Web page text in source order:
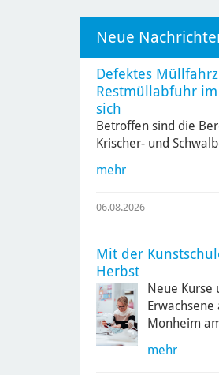
Neue
Defektes
Restmüllabfuhr
sich
Betroffen sind die
Krischer- und
mehr
06.08.2026
Mit der
Herbst
Neue Kurse
Erwachsene
Monheim
mehr